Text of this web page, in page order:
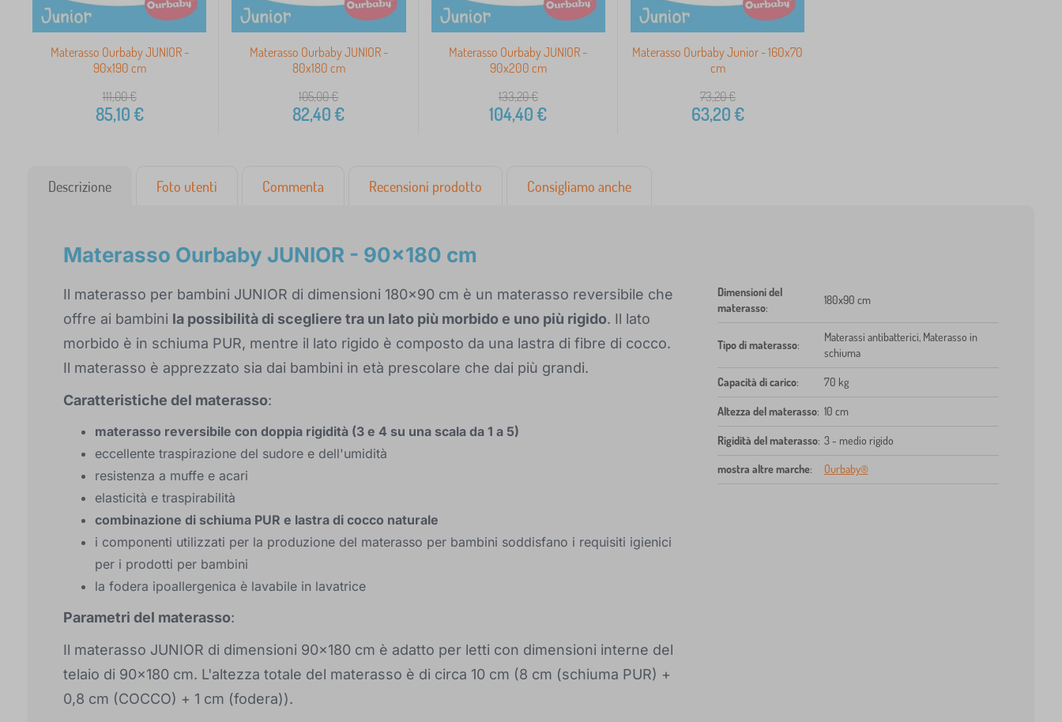
Materasso Ourbaby JUNIOR -
90x190 cm
111,00€
85,10€
Materasso Ourbaby JUNIOR -
80x180 cm
105,00€
82,40€
Materasso Ourbaby JUNIOR -
90x200 cm
133,20€
104,40€
Materasso Ourbaby Junior - 160x70
cm
73,20€
63,20€
Descrizione Foto utenti Commenta Recensioni prodotto Consigliamo anche
Materasso Ourbaby JUNIOR - 90x180 cm
Il materasso per bambini JUNIOR di dimensioni 180x90 cm è un materasso reversibile che
offre ai bambini la possibilità di scegliere tra un lato più morbido e uno più rigido. Il lato
morbido è in schiuma PUR, mentre il lato rigido è composto da una lastra di fibre di cocco.
Il materasso è apprezzato sia dai bambini in età prescolare che dai più grandi.
Caratteristiche del materasso:
materasso reversibile con doppia rigidità (3 e 4 su una scala da 1 a 5)
eccellente traspirazione del sudore e dell'umidità
resistenza a muffe e acari
elasticità e traspirabilità
combinazione di schiuma PUR e lastra di cocco naturale
i componenti utilizzati per la produzione del materasso per bambini soddisfano i requisiti igienici
per i prodotti per bambini
la fodera ipoallergenica è lavabile in lavatrice
Parametri del materasso:
Il materasso JUNIOR di dimensioni 90x180 cm è adatto per letti con dimensioni interne del
telaio di 90x180 cm. L'altezza totale del materasso è di circa 10 cm (8 cm (schiuma PUR) +
0,8 cm (COCCO) + 1 cm (fodera)).
Dimensioni del
materasso:
180x90 cm
Tipo di materasso:
Materassi antibatterici, Materasso in
schiuma
Capacità di carico: 70 kg
Altezza del materasso: 10 cm
Rigidità del materasso: 3 - medio rigido
mostra altre marche: Ourbaby®